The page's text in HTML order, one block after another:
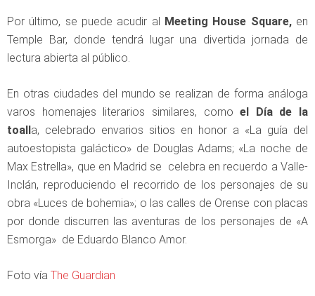
Por último, se puede acudir al Meeting House Square,en
Temple Bar, donde tendrá lugar una divertida jornada de
lectura abierta al público.
En otras ciudades del mundo se realizan de forma análoga
varos homenajes literarios similares, comoel Día de la
toall a, celebrado envarios sitios en honor a «La guía del
autoestopista galáctico» de Douglas Adams; «La noche de
Max Estrella», que en Madrid se celebra en recuerdo a Valle-
Inclán, reproduciendo el recorrido de los personajes de su
obra «Luces de bohemia»; o las calles de Orense con placas
por donde discurren las aventuras de los personajes de «A
Esmorga» de Eduardo Blanco Amor.
Foto vía The Guardian